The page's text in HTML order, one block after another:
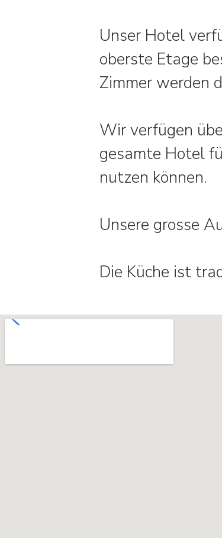
Unser Hotel
oberste Etage
Zimmer werden
Wir verfügen
gesamte Hotel
nutzen können.
Unsere grosse
Die Küche ist